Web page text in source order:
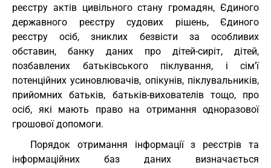
реєстру актів цивільного стану громадян, Єдиного
державного реєстру судових рішень, Єдиного
реєстру осіб, зниклих безвісти за особливих
обставин, банку даних про дітей-сиріт, дітей,
позбавлених батьківського піклування, і сім’ї
потенційних усиновлювачів, опікунів, піклувальників,
прийомних батьків, батьків-вихователів тощо, про
осіб, які мають право на отримання одноразової
грошової допомоги.
Порядок отримання інформації з реєстрів та
інформаційних баз даних визначається